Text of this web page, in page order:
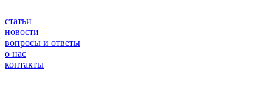
статьи
новости
вопросы и ответы
о нас
контакты